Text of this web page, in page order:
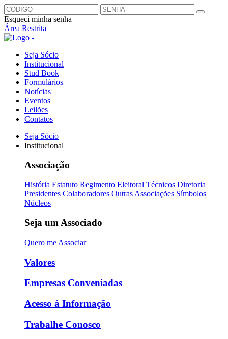
Esqueci minha senha
Área Restrita
Seja Sócio
Institucional
Stud Book
Formulários
Notícias
Eventos
Leilões
Contatos
Seja Sócio
Institucional
Associação
História Estatuto Regimento Eleitoral Técnicos Diretoria
Presidentes Colaboradores Outras Associações Símbolos
Núcleos
Seja um Associado
Quero me Associar
Valores
Empresas Conveniadas
Acesso à Informação
Trabalhe Conosco